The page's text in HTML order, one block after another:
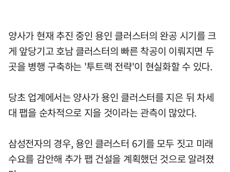
양사가 현재 추진 중인 용인 클러스터의 완공 시기를 크
게 앞당기고 호남 클러스터의 빠른 착공이 이뤄지면 두
곳을 병행 구축하는 '투트랙 전략'이 현실화할 수 있다.
당초 업계에서는 양사가 용인 클러스터를 지은 뒤 차세
대 팹을 순차적으로 지을 것이라는 관측이 많았다.
삼성전자의 경우, 용인 클러스터 6기를 모두 짓고 미래
수요를 감안해 추가 팹 건설을 계획했던 것으로 알려졌